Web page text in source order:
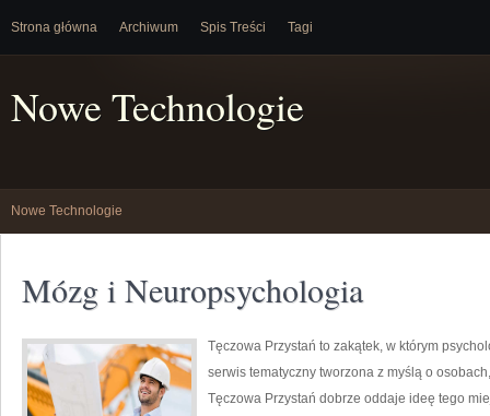
Strona główna Archiwum Spis Treści Tagi
Nowe Technologie
Nowe Technologie
Mózg i Neuropsychologia
Tęczowa Przystań to zakątek, w którym
serwis tematyczny tworzona z myślą o
Tęczowa Przystań dobrze oddaje ideę tego